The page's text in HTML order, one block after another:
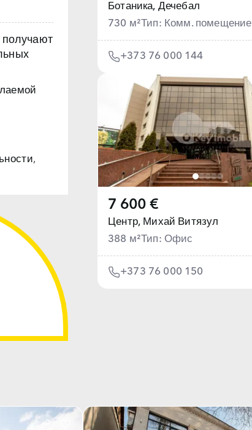
получают
Ботаника, Дечебал
730 м²Тип: Комм. помещение
+373 76 000 144
7 600 €
Центр, Михай Витязул
388 м²Тип: Офис
+373 76 000 150